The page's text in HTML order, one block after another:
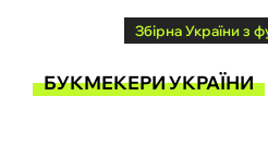
Збірна України з
БУКМЕКЕРИ УКРАЇНИ